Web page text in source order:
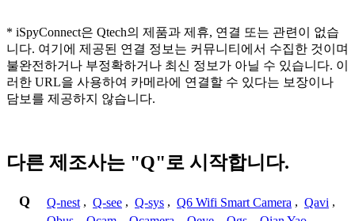
* iSpyConnect은 Qtech의 제품과 제휴, 연결 또는 관련이 없습
니다. 여기에 제공된 연결 정보는 커뮤니티에서 수집한 것이며
불완전하거나 부정확하거나 최신 정보가 아닐 수 있습니다. 이
러한 URL을 사용하여 카메라에 연결할 수 있다는 보장이나
담보를 제공하지 않습니다.
다른 제조사는 "Q"로 시작합니다.
Q Q-nest , Q-see , Q-sys , Q6 Wifi Smart Camera , Qavi ,